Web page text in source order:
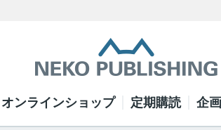
オンラインショップ 定期購読 企